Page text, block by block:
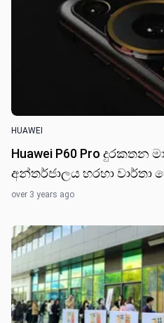
HUAWEI
Huawei P60 Pro දුරකතන
අන්තර්ජාලය හරහා වාර්තා
over 3 years ago